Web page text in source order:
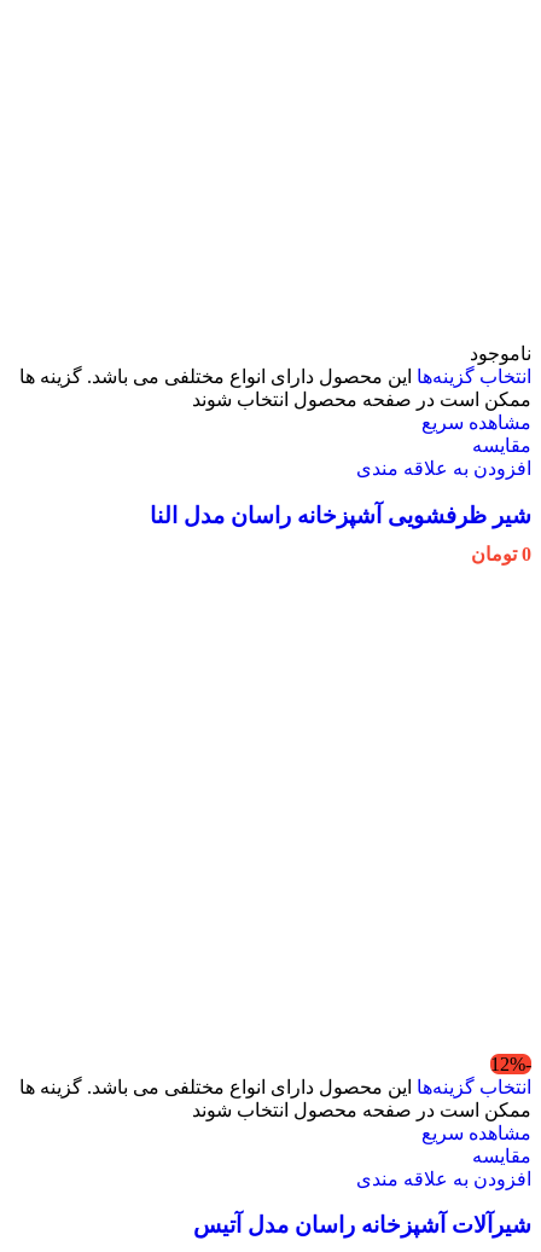
ناموجود
انتخاب گزینه‌ها این محصول دارای انواع مختلفی می باشد. گزینه ها
ممکن است در صفحه محصول انتخاب شوند
مشاهده سریع
مقایسه
افزودن به علاقه مندی
شیر ظرفشویی آشپزخانه راسان مدل النا
0 تومان
-12%
انتخاب گزینه‌ها این محصول دارای انواع مختلفی می باشد. گزینه ها
ممکن است در صفحه محصول انتخاب شوند
مشاهده سریع
مقایسه
افزودن به علاقه مندی
شیرآلات آشپزخانه راسان مدل آتیس